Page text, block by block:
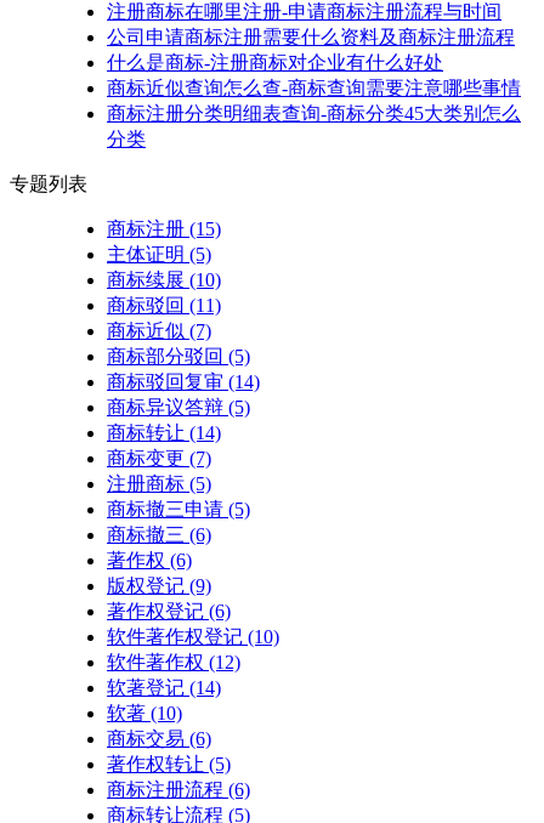
注册商标在哪里注册-申请商标注册流程与时间
公司申请商标注册需要什么资料及商标注册流程
什么是商标-注册商标对企业有什么好处
商标近似查询怎么查-商标查询需要注意哪些事情
商标注册分类明细表查询-商标分类45大类别怎么
分类
专题列表
商标注册 (15)
主体证明 (5)
商标续展 (10)
商标驳回 (11)
商标近似 (7)
商标部分驳回 (5)
商标驳回复审 (14)
商标异议答辩 (5)
商标转让 (14)
商标变更 (7)
注册商标 (5)
商标撤三申请 (5)
商标撤三 (6)
著作权 (6)
版权登记 (9)
著作权登记 (6)
软件著作权登记 (10)
软件著作权 (12)
软著登记 (14)
软著 (10)
商标交易 (6)
著作权转让 (5)
商标注册流程 (6)
商标转让流程 (5)